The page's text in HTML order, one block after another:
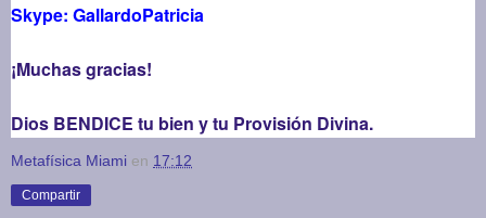
Skype: GallardoPatricia
¡Muchas gracias!
Dios BENDICE tu bien y tu Provisión Divina.
Metafísica Miami en 17:12
Compartir